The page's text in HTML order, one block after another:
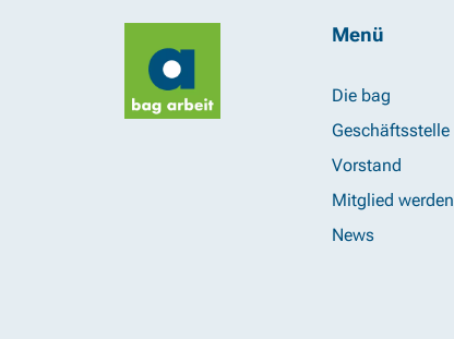
Menü
Die bag
Geschäftsstelle
Vorstand
Mitglied werden
News